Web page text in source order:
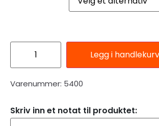
Legg i handlekurv
Varenummer: 5400
Skriv inn et notat til produktet: